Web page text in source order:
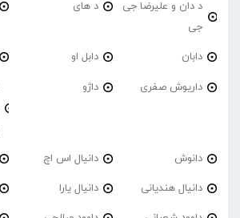
د دان و علیرضا جی
جی
د های
دابان دابل او
داریوش صفری داژو
دانوش دانیال اس اچ
دانیال هندیانی دانیال یارا